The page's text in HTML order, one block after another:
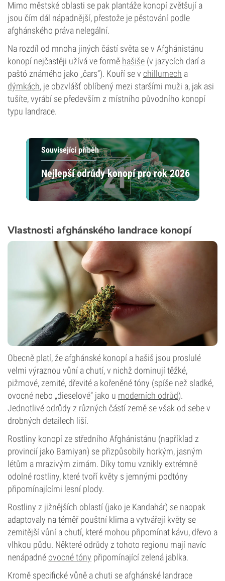
Mimo městské oblasti se pak plantáže konopí zvětšují a
jsou čím dál nápadnější, přestože je pěstování podle
afghánského práva nelegální.
Na rozdíl od mnoha jiných částí světa se v Afghánistánu
konopí nejčastěji užívá ve formě hašiše (v jazycích darí a
paštó známého jako „čars“). Kouří se v chillumech a
dýmkách, je obzvlášť oblíbený mezi staršími muži a, jak asi
tušíte, vyrábí se především z místního původního konopí
typu landrace.
Související příběh
Nejlepší odrůdy konopí pro rok 2026
Vlastnosti afghánského landrace konopí
Obecně platí, že afghánské konopí a hašiš jsou proslulé
velmi výraznou vůní a chutí, v nichž dominují těžké,
pižmové, zemité, dřevité a kořeněné tóny (spíše než sladké,
ovocné nebo „dieselové“ jako u moderních odrůd).
Jednotlivé odrůdy z různých částí země se však od sebe v
drobných detailech liší.
Rostliny konopí ze středního Afghánistánu (například z
provincií jako Bamiyan) se přizpůsobily horkým, jasným
létům a mrazivým zimám. Díky tomu vznikly extrémně
odolné rostliny, které tvoří květy s jemnými podtóny
připomínajícími lesní plody.
Rostliny z jižnějších oblastí (jako je Kandahár) se naopak
adaptovaly na téměř pouštní klima a vytvářejí květy se
zemitější vůní a chutí, které mohou připomínat kávu, dřevo a
vlhkou půdu. Některé odrůdy z tohoto regionu mají navíc
nenápadné ovocné tóny připomínající zelená jablka.
Kromě specifické vůně a chuti se afghánské landrace